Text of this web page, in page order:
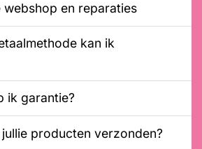
webshop en reparaties
kan ik
ik garantie?
producten verzonden?